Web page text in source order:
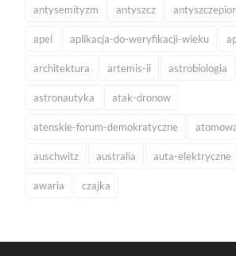
antysemityzm antyszcz
apel aplikacja-do-weryfikacji-wieku
architektura artemis-ii astrobiologia
astronautyka atak-dronow
atenskie-forum-demokratyczne
auschwitz australia auta-elektryczne
awaria czajka